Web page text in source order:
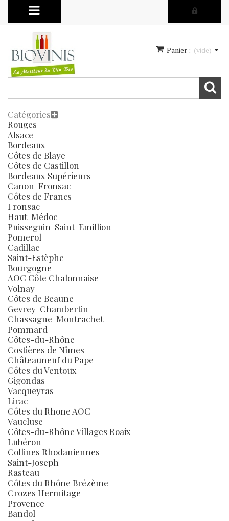
Catégories
Rouges
Alsace
Bordeaux
Côtes de Blaye
Côtes de Castillon
Bordeaux Supérieurs
Canon-Fronsac
Côtes de Francs
Fronsac
Haut-Médoc
Puisseguin-Saint-Emillion
Pomerol
Cadillac
Saint-Estèphe
Bourgogne
AOC Côte Chalonnaise
Volnay
Côtes de Beaune
Gevrey-Chambertin
Chassagne-Montrachet
Pommard
Côtes-du-Rhône
Costières de Nîmes
Châteauneuf du Pape
Côtes du Ventoux
Gigondas
Vacqueyras
Lirac
Côtes du Rhone AOC
Vaucluse
Côtes-du-Rhône Villages Roaix
Lubéron
Collines Rhodaniennes
Saint-Joseph
Rasteau
Côtes du Rhône Brézème
Crozes Hermitage
Provence
Bandol
Panier : (vide)